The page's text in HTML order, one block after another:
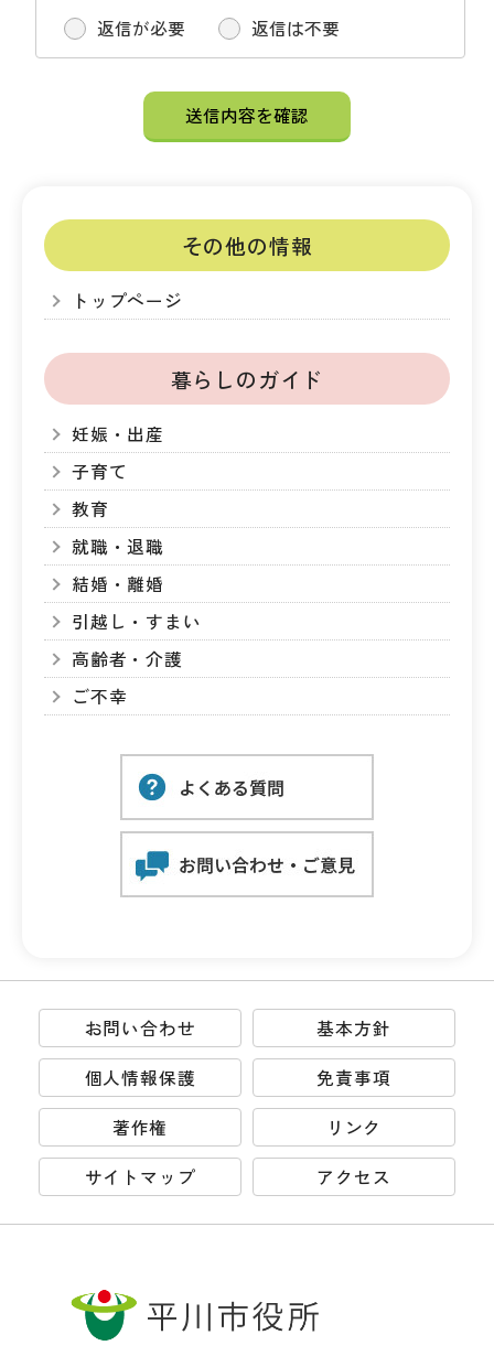
返信が必要 返信は不要
その他の情報
トップページ
暮らしのガイド
妊娠・出産
子育て
教育
就職・退職
結婚・離婚
引越し・すまい
高齢者・介護
ご不幸
お問い合わせ
基本方針
個人情報保護
免責事項
著作権
リンク
サイトマップ
アクセス